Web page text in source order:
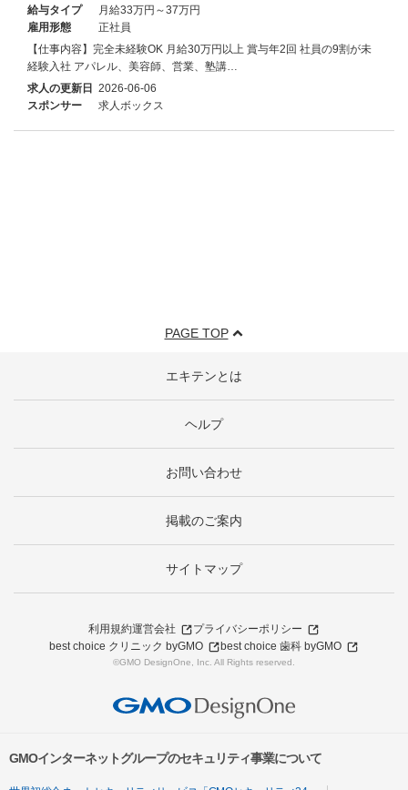
給与タイプ
月給33万円～37万円
雇用形態
正社員
【仕事内容】完全未経験OK 月給30万円以上 賞与年2回 社員の9割が未
経験入社 アパレル、美容師、営業、塾講…
求人の更新日 2026-06-06
スポンサー
求人ボックス
PAGE TOP
エキテンとは
ヘルプ
お問い合わせ
掲載のご案内
サイトマップ
利用規約運営会社
プライバシーポリシー
best choice クリニック byGMO
best choice 歯科 byGMO
©GMO DesignOne, Inc. All Rights reserved.
GMOインターネットグループのセキュリティ事業について